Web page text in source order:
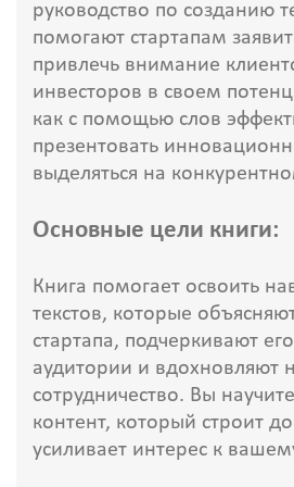
руководство по созданию
помогают стартапам
привлечь внимание
инвесторов в своем
как с помощью слов
презентовать
выделяться на
Основные цели книги:
Книга помогает освоить
текстов, которые
стартапа, подчеркивают
аудитории и вдохновляют
сотрудничество. Вы
контент, который строит
усиливает интерес к